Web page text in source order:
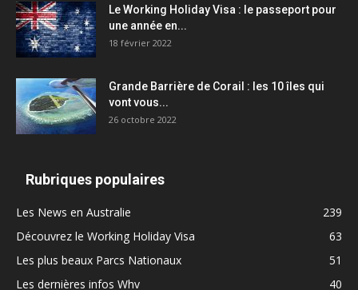
Le Working Holiday Visa : le passeport pour
une année en...
18 février 2022
Grande Barrière de Corail : les 10 îles qui
vont vous...
26 octobre 2022
Rubriques populaires
Les News en Australie
239
Découvrez le Working Holiday Visa
63
Les plus beaux Parcs Nationaux
51
Les dernières infos Whv
40